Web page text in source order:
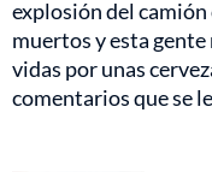
explosión del
muertos y esta gente
vidas por unas
comentarios que se